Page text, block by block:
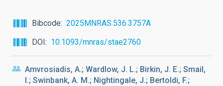
Bibcode
2025MNRAS.536.3757A
DOI
10.1093/mnras/stae2760
Amvrosiadis, A.; Wardlow, J. L.; Birkin, J. E.; Smail,
I.; Swinbank, A. M.; Nightingale, J.; Bertoldi, F.;